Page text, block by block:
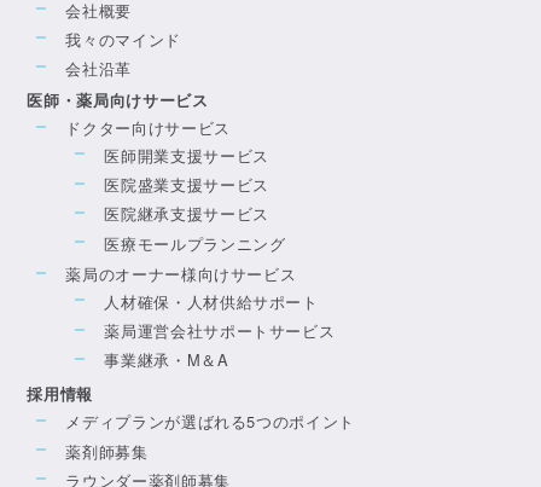
会社概要
我々のマインド
会社沿革
医師・薬局向けサービス
ドクター向けサービス
医師開業支援サービス
医院盛業支援サービス
医院継承支援サービス
医療モールプランニング
薬局のオーナー様向けサービス
人材確保・人材供給サポート
薬局運営会社サポートサービス
事業継承・M＆A
採用情報
メディプランが選ばれる5つのポイント
薬剤師募集
ラウンダー薬剤師募集